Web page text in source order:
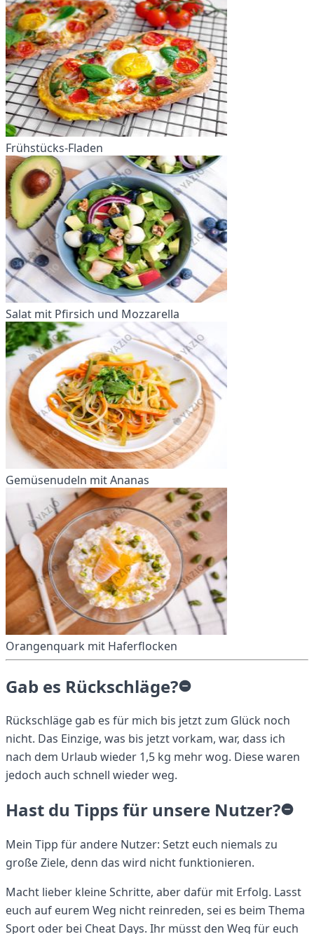
Frühstücks-Fladen
Salat mit Pfirsich und Mozzarella
Gemüsenudeln mit Ananas
Orangenquark mit Haferflocken
Gab es Rückschläge?
Rückschläge gab es für mich bis jetzt zum Glück noch
nicht. Das Einzige, was bis jetzt vorkam, war, dass ich
nach dem Urlaub wieder 1,5 kg mehr wog. Diese waren
jedoch auch schnell wieder weg.
Hast du Tipps für unsere Nutzer?
Mein Tipp für andere Nutzer: Setzt euch niemals zu
große Ziele, denn das wird nicht funktionieren.
Macht lieber kleine Schritte, aber dafür mit Erfolg. Lasst
euch auf eurem Weg nicht reinreden, sei es beim Thema
Sport oder bei Cheat Days. Ihr müsst den Weg für euch